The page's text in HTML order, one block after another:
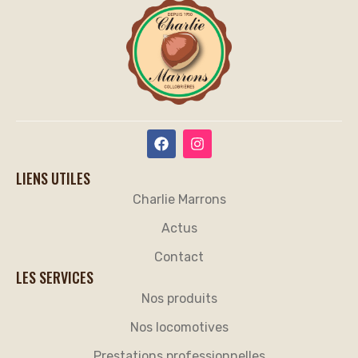
LIENS UTILES
Charlie Marrons
Actus
Contact
LES SERVICES
Nos produits
Nos locomotives